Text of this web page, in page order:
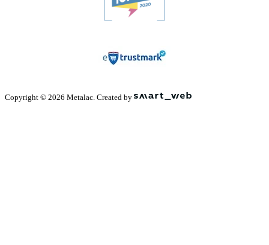
Copyright © 2026 Metalac. Created by